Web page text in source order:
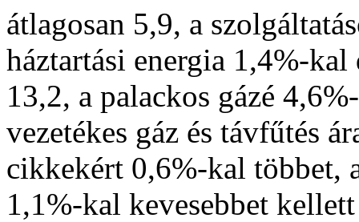
átlagosan 5,9, a
háztartási energia 1,4%-
13,2, a palackos gázé
vezetékes gáz és távfűtés
cikkekért 0,6%-kal többet,
1,1%-kal kevesebbet